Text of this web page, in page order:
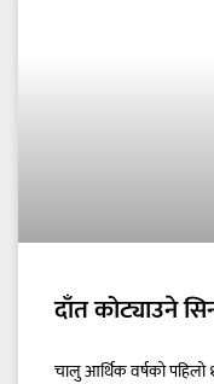
दाँत कोट्याउने
चालु आर्थिक वर्षको